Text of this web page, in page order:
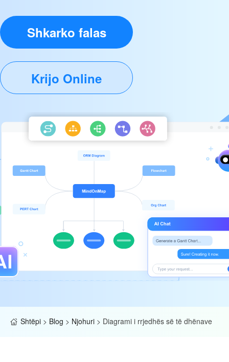
Shkarko falas
Krijo Online
Shtëpi > Blog > Njohuri > Diagrami i rrjedhës së të dhënave